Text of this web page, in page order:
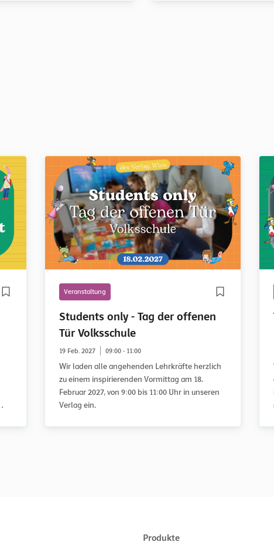
Veranstaltung
Students only - Tag der offenen
Tür Volksschule
19 Feb. 2027 09:00 - 11:00
Wir laden alle angehenden Lehrkräfte herzlich
zu einem inspirierenden Vormittag am 18.
Februar 2027, von 9:00 bis 11:00 Uhr in unseren
Verlag ein.
Produkte